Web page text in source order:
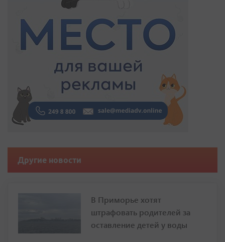
Другие новости
В Приморье хотят
штрафовать родителей за
оставление детей у воды